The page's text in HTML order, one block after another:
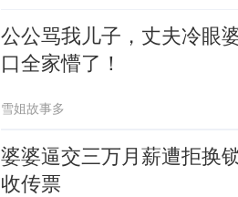
公公骂我儿子，丈夫冷眼
口全家懵了！
雪姐故事多
婆婆逼交三万月薪遭拒换
收传票